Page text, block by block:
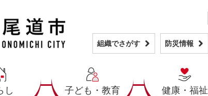
組織でさがす 防災情報
し 子ども・教育 健康・福祉